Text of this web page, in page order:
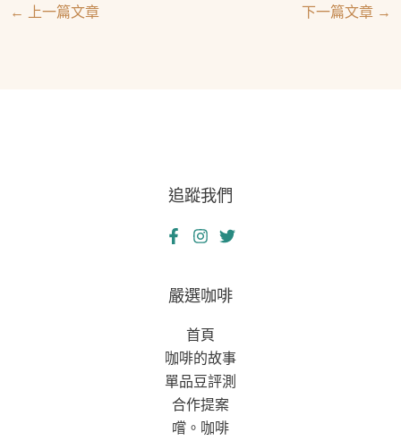
← 上一篇文章 下一篇文章 →
追蹤我們
嚴選咖啡
首頁
咖啡的故事
單品豆評測
合作提案
嚐。咖啡